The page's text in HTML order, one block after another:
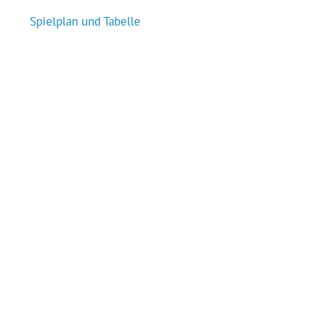
Spielplan und Tabelle